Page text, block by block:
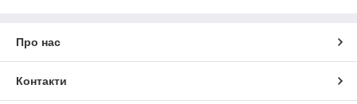
Про нас
Контакти